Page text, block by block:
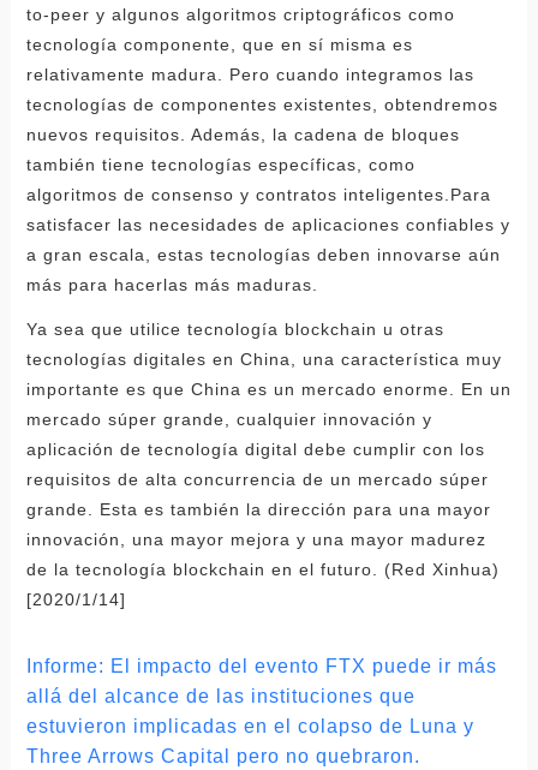
to-peer y algunos algoritmos criptográficos como
tecnología componente, que en sí misma es
relativamente madura. Pero cuando integramos las
tecnologías de componentes existentes, obtendremos
nuevos requisitos. Además, la cadena de bloques
también tiene tecnologías específicas, como
algoritmos de consenso y contratos inteligentes.Para
satisfacer las necesidades de aplicaciones confiables y
a gran escala, estas tecnologías deben innovarse aún
más para hacerlas más maduras.
Ya sea que utilice tecnología blockchain u otras
tecnologías digitales en China, una característica muy
importante es que China es un mercado enorme. En un
mercado súper grande, cualquier innovación y
aplicación de tecnología digital debe cumplir con los
requisitos de alta concurrencia de un mercado súper
grande. Esta es también la dirección para una mayor
innovación, una mayor mejora y una mayor madurez
de la tecnología blockchain en el futuro. (Red Xinhua)
[2020/1/14]
Informe: El impacto del evento FTX puede ir más
allá del alcance de las instituciones que
estuvieron implicadas en el colapso de Luna y
Three Arrows Capital pero no quebraron.